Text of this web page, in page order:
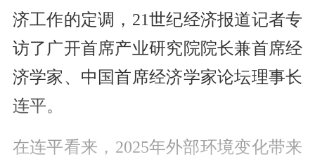
济工作的定调，21世纪经济报道记者专
访了广开首席产业研究院院长兼首席经
济学家、中国首席经济学家论坛理事长
连平。
在连平看来，2025年外部环境变化带来